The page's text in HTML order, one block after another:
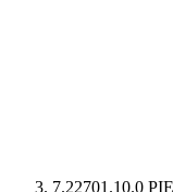
7.22701.10.0